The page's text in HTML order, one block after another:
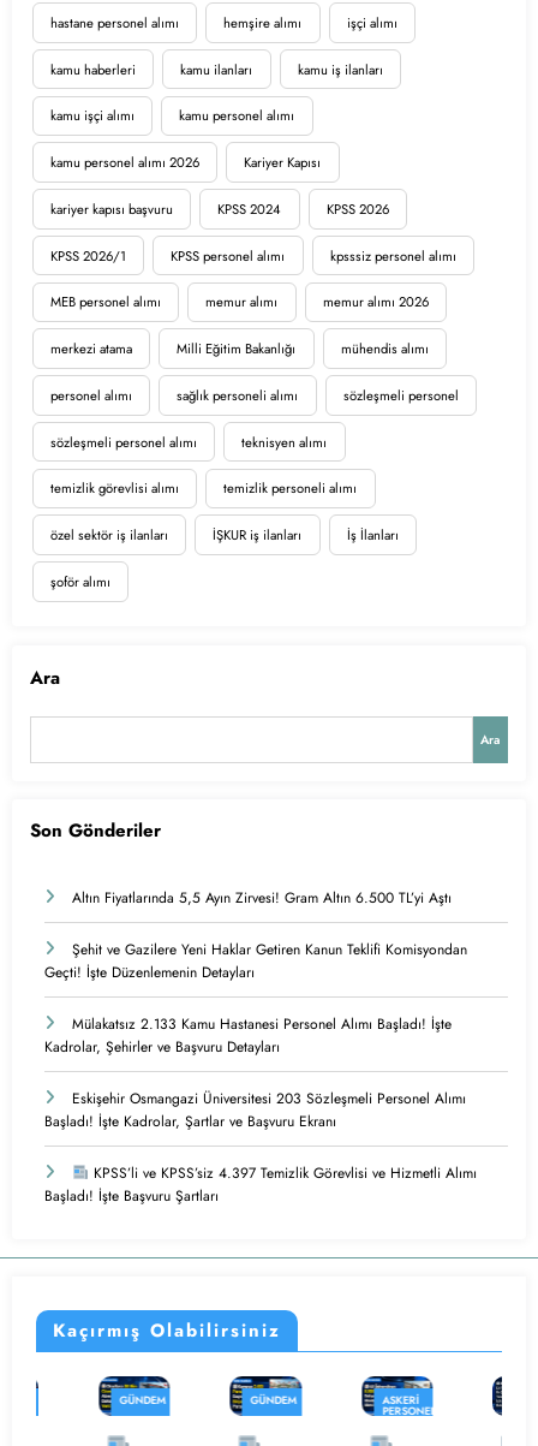
hastane personel alımı hemşire alımı işçi alımı
kamu haberleri kamu ilanları kamu iş ilanları
kamu işçi alımı kamu personel alımı
kamu personel alımı 2026 Kariyer Kapısı
kariyer kapısı başvuru KPSS 2024 KPSS 2026
KPSS 2026/1 KPSS personel alımı kpsssiz personel alımı
MEB personel alımı memur alımı memur alımı 2026
merkezi atama Milli Eğitim Bakanlığı mühendis alımı
personel alımı sağlık personeli alımı sözleşmeli personel
sözleşmeli personel alımı teknisyen alımı
temizlik görevlisi alımı temizlik personeli alımı
özel sektör iş ilanları İŞKUR iş ilanları İş İlanları
şoför alımı
Ara
Ara
Son Gönderiler
Altın Fiyatlarında 5,5 Ayın Zirvesi! Gram Altın 6.500 TL’yi Aştı
Şehit ve Gazilere Yeni Haklar Getiren Kanun Teklifi Komisyondan
Geçti! İşte Düzenlemenin Detayları
Mülakatsız 2.133 Kamu Hastanesi Personel Alımı Başladı! İşte
Kadrolar, Şehirler ve Başvuru Detayları
Eskişehir Osmangazi Üniversitesi 203 Sözleşmeli Personel Alımı
Başladı! İşte Kadrolar, Şartlar ve Başvuru Ekranı
KPSS’li ve KPSS’siz 4.397 Temizlik Görevlisi ve Hizmetli Alımı
Başladı! İşte Başvuru Şartları
Kaçırmış Olabilirsiniz
GÜNDEM
GÜNDEM
İLANLARI
PERSONEL
GÜNDEM
PERSONEL